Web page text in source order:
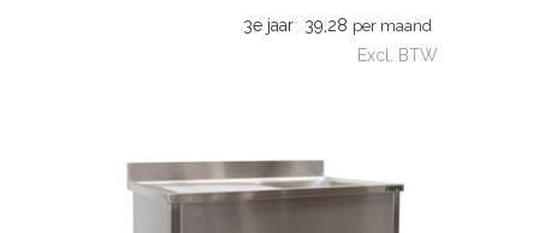
3e jaar
39,28 per maand
Excl. BTW